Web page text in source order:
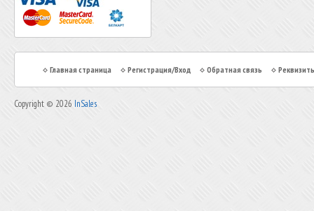
Главная страница Регистрация/Вход Обратная связь
Copyright © 2026 InSales